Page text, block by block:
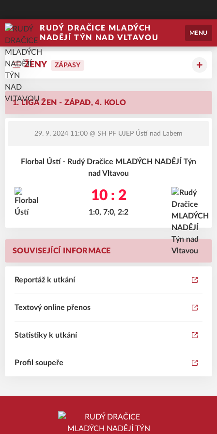
RUDÝ DRAČICE MLADÝCH
NADĚJÍ TÝN NAD VLTAVOU
MENU
ŽENY ZÁPASY
1. LIGA ŽEN - ZÁPAD, 4. KOLO
29. 9. 2024 11:00 @ SH PF UJEP Ústí nad Labem
Florbal Ústí - Rudý Dračice MLADÝCH NADĚJÍ Týn
nad Vltavou
10 : 2
1:0, 7:0, 2:2
SOUVISEJÍCÍ INFORMACE
Reportáž k utkání
Textový online přenos
Statistiky k utkání
Profil soupeře